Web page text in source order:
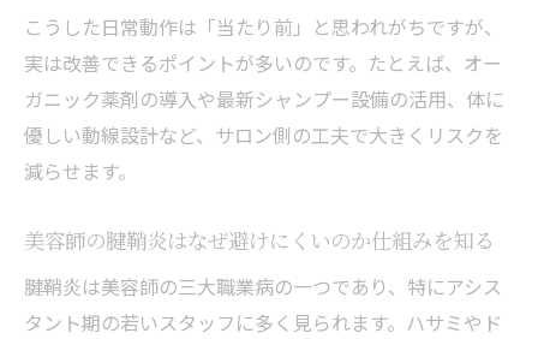
こうした日常動作は「当たり前」と思われがちですが、
実は改善できるポイントが多いのです。たとえば、オー
ガニック薬剤の導入や最新シャンプー設備の活用、体に
優しい動線設計など、サロン側の工夫で大きくリスクを
減らせます。
美容師の腱鞘炎はなぜ避けにくいのか仕組みを知る
腱鞘炎は美容師の三大職業病の一つであり、特にアシス
タント期の若いスタッフに多く見られます。ハサミやド